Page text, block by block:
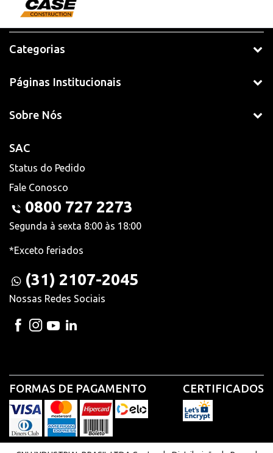
Categorias
Páginas Institucionais
Sobre Nós
SAC
Status do Pedido
Fale Conosco
0800 727 2273
Segunda à sexta 8:00 às 18:00
*Exceto feriados
(31) 2107-2045
Nossas Redes Sociais
FORMAS DE PAGAMENTO CERTIFICADOS